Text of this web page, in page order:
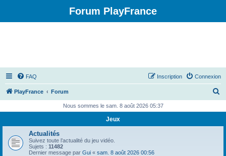
Forum PlayFrance
FAQ Connexion
Inscription
PlayFrance Forum
h
Nous sommes le sam. 8 août 2026 05:37
Jeux
Actualités
Suivez toute l’actualité du jeu vidéo.
Sujets : 11482
Dernier message par Gui « sam. 8 août 2026 00:56